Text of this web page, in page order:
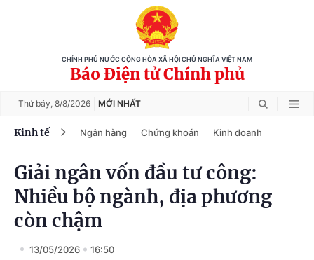
CHÍNH PHỦ NƯỚC CỘNG HÒA XÃ HỘI CHỦ NGHĨA VIỆT NAM
Báo Điện tử Chính phủ
Thứ bảy, 8/8/2026 MỚI NHẤT
Kinh tế Ngân hàng Chứng khoán Kinh doanh
Giải ngân vốn đầu tư công:
Nhiều bộ ngành, địa phương
còn chậm
13/05/2026 16:50